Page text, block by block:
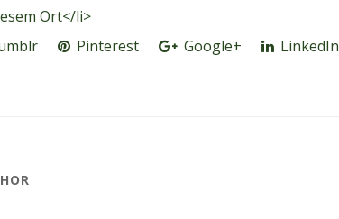
Ort</li>
Pinterest Google+ LinkedIn